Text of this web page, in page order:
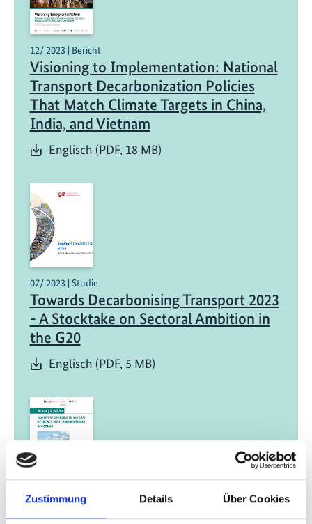
Zustimmung Details Über Cookies
12/ 2023 | Bericht
Visioning to Implementation: National
Transport Decarbonization Policies
That Match Climate Targets in China,
India, and Vietnam
Englisch (PDF, 18 MB)
07/ 2023 | Studie
Towards Decarbonising Transport 2023
- A Stocktake on Sectoral Ambition in
the G20
Englisch (PDF, 5 MB)
05/ 2023 | Bericht
Summary of Policies: Transport GHG